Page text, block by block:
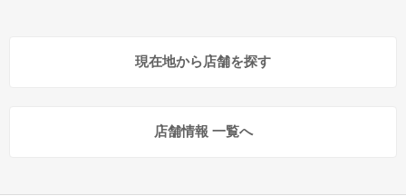
現在地から店舗を探す
店舗情報 一覧へ